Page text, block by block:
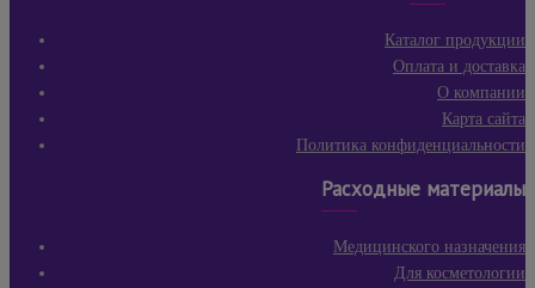
Каталог продукции
Оплата и доставка
О компании
Карта сайта
Политика конфиденциальности
Расходные материалы
Медицинского назначения
Для косметологии